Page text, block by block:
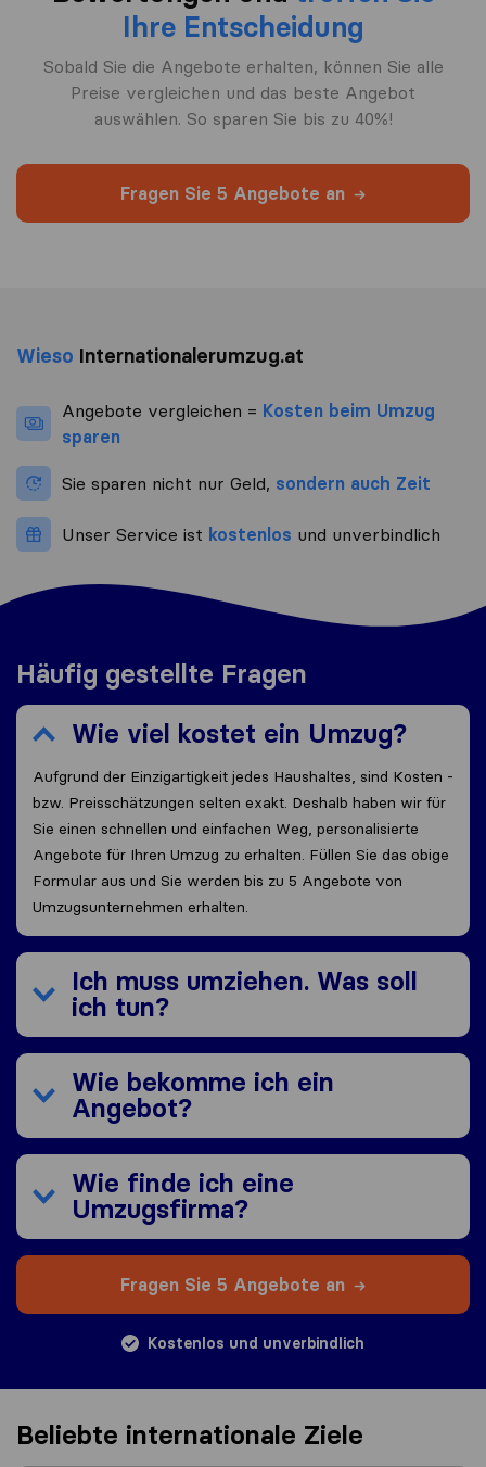
Ihre Entscheidung
Sobald Sie die Angebote erhalten, können Sie alle
Preise vergleichen und das beste Angebot
auswählen. So sparen Sie bis zu 40%!
Fragen Sie 5 Angebote an
Wieso Internationalerumzug.at
Angebote vergleichen = Kosten beim Umzug
sparen
Sie sparen nicht nur Geld, sondern auch Zeit
Unser Service ist kostenlos und unverbindlich
Häufig gestellte Fragen
Wie viel kostet ein Umzug?
Aufgrund der Einzigartigkeit jedes Haushaltes, sind Kosten -
bzw. Preisschätzungen selten exakt. Deshalb haben wir für
Sie einen schnellen und einfachen Weg, personalisierte
Angebote für Ihren Umzug zu erhalten. Füllen Sie das obige
Formular aus und Sie werden bis zu 5 Angebote von
Umzugsunternehmen erhalten.
Ich muss umziehen. Was soll
ich tun?
Wie bekomme ich ein
Angebot?
Wie finde ich eine
Umzugsfirma?
Fragen Sie 5 Angebote an
Kostenlos und unverbindlich
Beliebte internationale Ziele